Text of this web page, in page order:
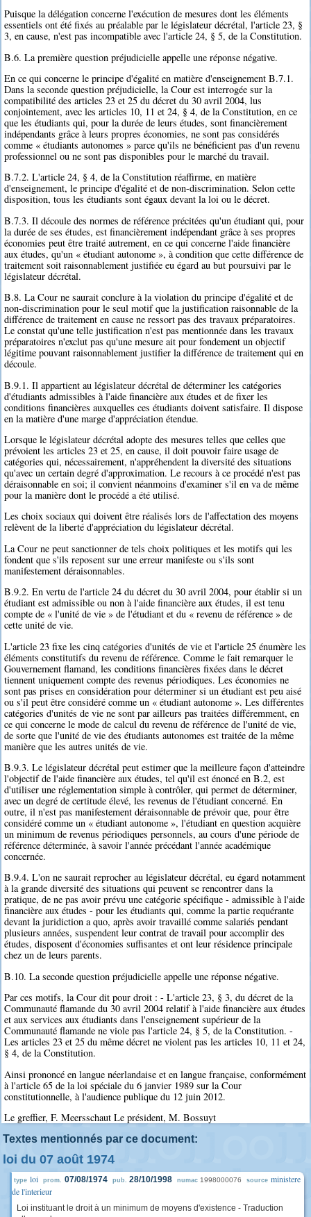
Puisque la délégation concerne l'exécution de mesures dont les éléments
essentiels ont été fixés au préalable par le législateur décrétal, l'article 23, §
3, en cause, n'est pas incompatible avec l'article 24, § 5, de la Constitution.
B.6. La première question préjudicielle appelle une réponse négative.
En ce qui concerne le principe d'égalité en matière d'enseignement B.7.1.
Dans la seconde question préjudicielle, la Cour est interrogée sur la
compatibilité des articles 23 et 25 du décret du 30 avril 2004, lus
conjointement, avec les articles 10, 11 et 24, § 4, de la Constitution, en ce
que les étudiants qui, pour la durée de leurs études, sont financièrement
indépendants grâce à leurs propres économies, ne sont pas considérés
comme « étudiants autonomes » parce qu'ils ne bénéficient pas d'un revenu
professionnel ou ne sont pas disponibles pour le marché du travail.
B.7.2. L'article 24, § 4, de la Constitution réaffirme, en matière
d'enseignement, le principe d'égalité et de non-discrimination. Selon cette
disposition, tous les étudiants sont égaux devant la loi ou le décret.
B.7.3. Il découle des normes de référence précitées qu'un étudiant qui, pour
la durée de ses études, est financièrement indépendant grâce à ses propres
économies peut être traité autrement, en ce qui concerne l'aide financière
aux études, qu'un « étudiant autonome », à condition que cette différence de
traitement soit raisonnablement justifiée eu égard au but poursuivi par le
législateur décrétal.
B.8. La Cour ne saurait conclure à la violation du principe d'égalité et de
non-discrimination pour le seul motif que la justification raisonnable de la
différence de traitement en cause ne ressort pas des travaux préparatoires.
Le constat qu'une telle justification n'est pas mentionnée dans les travaux
préparatoires n'exclut pas qu'une mesure ait pour fondement un objectif
légitime pouvant raisonnablement justifier la différence de traitement qui en
découle.
B.9.1. Il appartient au législateur décrétal de déterminer les catégories
d'étudiants admissibles à l'aide financière aux études et de fixer les
conditions financières auxquelles ces étudiants doivent satisfaire. Il dispose
en la matière d'une marge d'appréciation étendue.
Lorsque le législateur décrétal adopte des mesures telles que celles que
prévoient les articles 23 et 25, en cause, il doit pouvoir faire usage de
catégories qui, nécessairement, n'appréhendent la diversité des situations
qu'avec un certain degré d'approximation. Le recours à ce procédé n'est pas
déraisonnable en soi; il convient néanmoins d'examiner s'il en va de même
pour la manière dont le procédé a été utilisé.
Les choix sociaux qui doivent être réalisés lors de l'affectation des moyens
relèvent de la liberté d'appréciation du législateur décrétal.
La Cour ne peut sanctionner de tels choix politiques et les motifs qui les
fondent que s'ils reposent sur une erreur manifeste ou s'ils sont
manifestement déraisonnables.
B.9.2. En vertu de l'article 24 du décret du 30 avril 2004, pour établir si un
étudiant est admissible ou non à l'aide financière aux études, il est tenu
compte de « l'unité de vie » de l'étudiant et du « revenu de référence » de
cette unité de vie.
L'article 23 fixe les cinq catégories d'unités de vie et l'article 25 énumère les
éléments constitutifs du revenu de référence. Comme le fait remarquer le
Gouvernement flamand, les conditions financières fixées dans le décret
tiennent uniquement compte des revenus périodiques. Les économies ne
sont pas prises en considération pour déterminer si un étudiant est peu aisé
ou s'il peut être considéré comme un « étudiant autonome ». Les différentes
catégories d'unités de vie ne sont par ailleurs pas traitées différemment, en
ce qui concerne le mode de calcul du revenu de référence de l'unité de vie,
de sorte que l'unité de vie des étudiants autonomes est traitée de la même
manière que les autres unités de vie.
B.9.3. Le législateur décrétal peut estimer que la meilleure façon d'atteindre
l'objectif de l'aide financière aux études, tel qu'il est énoncé en B.2, est
d'utiliser une réglementation simple à contrôler, qui permet de déterminer,
avec un degré de certitude élevé, les revenus de l'étudiant concerné. En
outre, il n'est pas manifestement déraisonnable de prévoir que, pour être
considéré comme un « étudiant autonome », l'étudiant en question acquière
un minimum de revenus périodiques personnels, au cours d'une période de
référence déterminée, à savoir l'année précédant l'année académique
concernée.
B.9.4. L'on ne saurait reprocher au législateur décrétal, eu égard notamment
à la grande diversité des situations qui peuvent se rencontrer dans la
pratique, de ne pas avoir prévu une catégorie spécifique - admissible à l'aide
financière aux études - pour les étudiants qui, comme la partie requérante
devant la juridiction a quo, après avoir travaillé comme salariés pendant
plusieurs années, suspendent leur contrat de travail pour accomplir des
études, disposent d'économies suffisantes et ont leur résidence principale
chez un de leurs parents.
B.10. La seconde question préjudicielle appelle une réponse négative.
Par ces motifs, la Cour dit pour droit : - L'article 23, § 3, du décret de la
Communauté flamande du 30 avril 2004 relatif à l'aide financière aux études
et aux services aux étudiants dans l'enseignement supérieur de la
Communauté flamande ne viole pas l'article 24, § 5, de la Constitution. -
Les articles 23 et 25 du même décret ne violent pas les articles 10, 11 et 24,
§ 4, de la Constitution.
Ainsi prononcé en langue néerlandaise et en langue française, conformément
à l'article 65 de la loi spéciale du 6 janvier 1989 sur la Cour
constitutionnelle, à l'audience publique du 12 juin 2012.
Le greffier, F. Meersschaut Le président, M. Bossuyt
Textes mentionnés par ce document:
loi du 07 août 1974
type loi prom. 07/08/1974 pub. 28/10/1998 numac 1998000076 source ministere
de l'interieur
Loi instituant le droit à un minimum de moyens d'existence - Traduction